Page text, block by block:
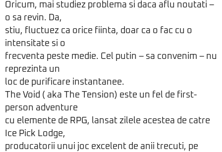
Oricum, mai studiez problema si daca aflu noutati –
o sa revin. Da,
stiu, fluctuez ca orice fiinta, doar ca o fac cu o
intensitate si o
frecventa peste medie. Cel putin – sa convenim – nu
reprezinta un
loc de purificare instantanee.
The Void ( aka The Tension) este un fel de first-
person adventure
cu elemente de RPG, lansat zilele acestea de catre
Ice Pick Lodge,
producatorii unui joc excelent de anii trecuti, pe